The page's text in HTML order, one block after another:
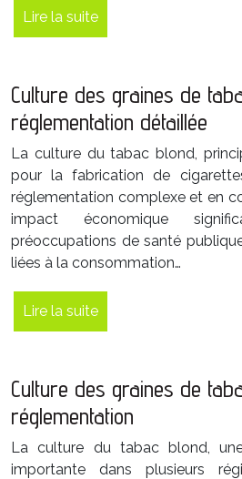
Lire la suite
Culture des graines de
réglementation détaillée
La culture du tabac blond,
pour la fabrication de
réglementation complexe et en
impact économique
préoccupations de santé
liées à la consommation…
Lire la suite
Culture des graines de
réglementation
La culture du tabac blond,
importante dans plusieurs